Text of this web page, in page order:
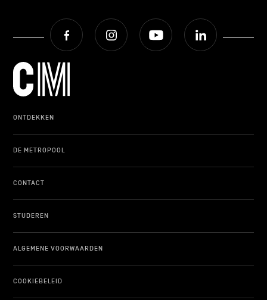
Facebook Instagram Youtube
ONTDEKKEN
DE METROPOOL
CONTACT
STUDEREN
ALGEMENE VOORWAARDEN
COOKIEBELEID